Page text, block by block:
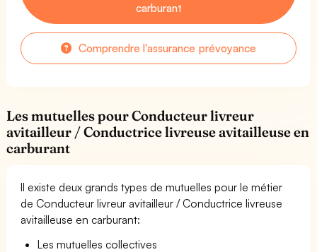
carburant
Comprendre l'assurance prévoyance
Les mutuelles pour Conducteur livreur
avitailleur / Conductrice livreuse avitailleuse en
carburant
Il existe deux grands types de mutuelles pour le métier
de Conducteur livreur avitailleur / Conductrice livreuse
avitailleuse en carburant:
Les mutuelles collectives